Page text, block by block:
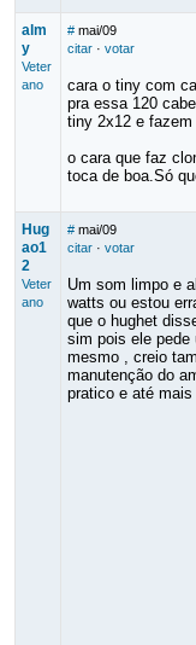
alm
y
Veter
ano
# mai/09
citar· votar
cara o tiny com
pra essa 120
tiny 2x12 e
o cara que faz
toca de boa.Só
Hug
ao1
2
Veter
ano
# mai/09
citar· votar
Um som limpo e
watts ou estou
que o hughet
sim pois ele pede
mesmo , creio
manutenção do
pratico e até